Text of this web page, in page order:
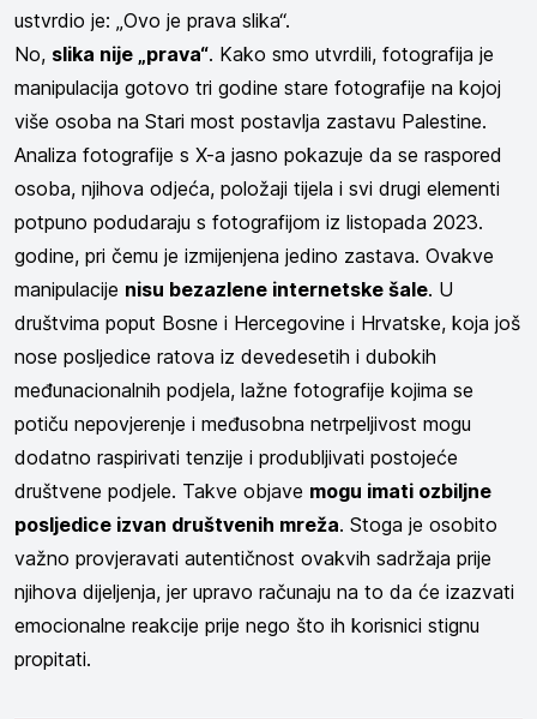
ustvrdio je: „Ovo je prava slika“.
No, slika nije „prava“. Kako smo utvrdili, fotografija je
manipulacija gotovo tri godine stare fotografije na kojoj
više osoba na Stari most postavlja zastavu Palestine.
Analiza fotografije s X-a jasno pokazuje da se raspored
osoba, njihova odjeća, položaji tijela i svi drugi elementi
potpuno podudaraju s fotografijom iz listopada 2023.
godine, pri čemu je izmijenjena jedino zastava. Ovakve
manipulacije nisu bezazlene internetske šale. U
društvima poput Bosne i Hercegovine i Hrvatske, koja još
nose posljedice ratova iz devedesetih i dubokih
međunacionalnih podjela, lažne fotografije kojima se
potiču nepovjerenje i međusobna netrpeljivost mogu
dodatno raspirivati tenzije i produbljivati postojeće
društvene podjele. Takve objave mogu imati ozbiljne
posljedice izvan društvenih mreža. Stoga je osobito
važno provjeravati autentičnost ovakvih sadržaja prije
njihova dijeljenja, jer upravo računaju na to da će izazvati
emocionalne reakcije prije nego što ih korisnici stignu
propitati.